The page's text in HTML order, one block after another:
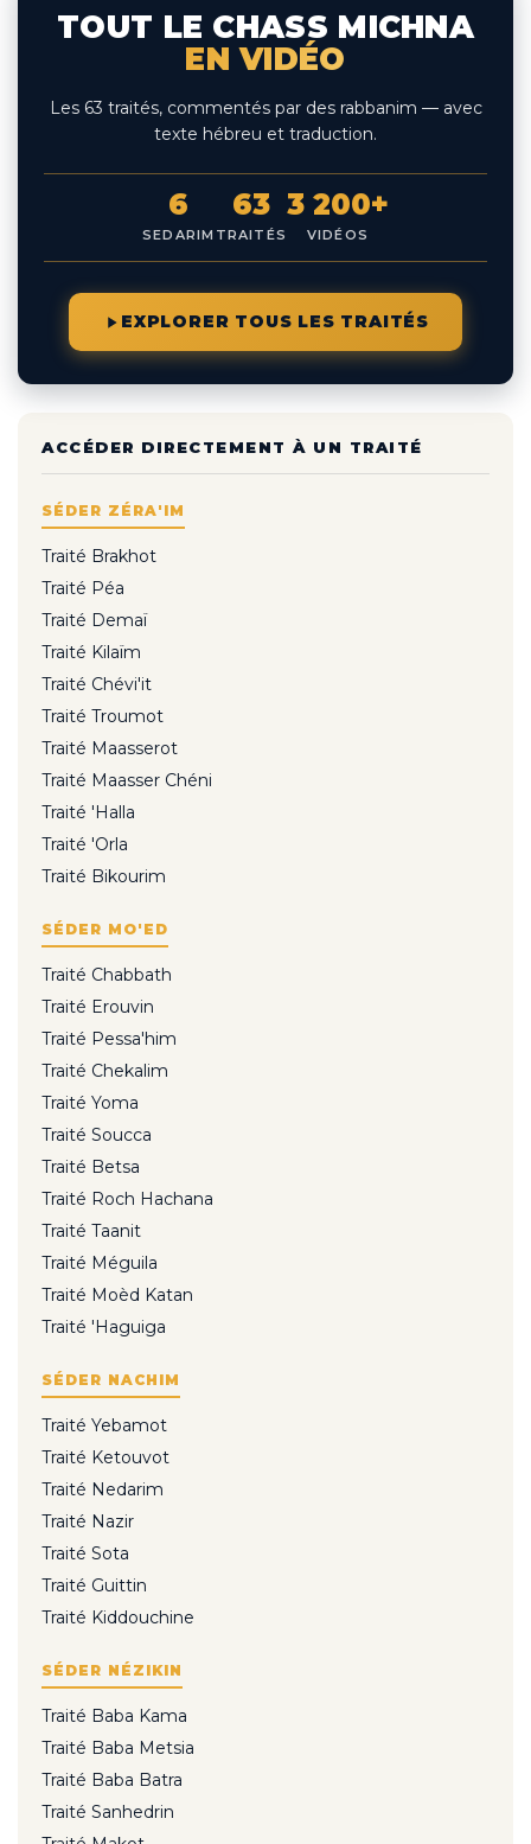
TOUT LE CHASS MICHNA
EN VIDÉO
Les 63 traités, commentés par des rabbanim — avec
texte hébreu et traduction.
6
SEDARIM
63
TRAITÉS
3 200+
VIDÉOS
EXPLORER TOUS LES TRAITÉS
ACCÉDER DIRECTEMENT À UN TRAITÉ
SÉDER ZÉRA'IM
Traité Brakhot
Traité Péa
Traité Demaï
Traité Kilaïm
Traité Chévi'it
Traité Troumot
Traité Maasserot
Traité Maasser Chéni
Traité 'Halla
Traité 'Orla
Traité Bikourim
SÉDER MO'ED
Traité Chabbath
Traité Erouvin
Traité Pessa'him
Traité Chekalim
Traité Yoma
Traité Soucca
Traité Betsa
Traité Roch Hachana
Traité Taanit
Traité Méguila
Traité Moèd Katan
Traité 'Haguiga
SÉDER NACHIM
Traité Yebamot
Traité Ketouvot
Traité Nedarim
Traité Nazir
Traité Sota
Traité Guittin
Traité Kiddouchine
SÉDER NÉZIKIN
Traité Baba Kama
Traité Baba Metsia
Traité Baba Batra
Traité Sanhedrin